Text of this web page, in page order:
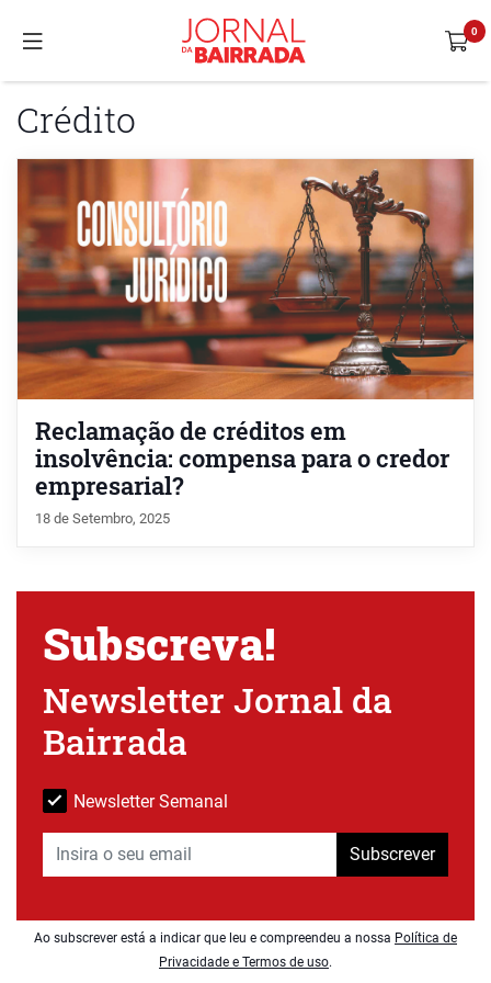
Crédito
Reclamação de créditos em
insolvência: compensa para o credor
empresarial?
18 de Setembro, 2025
Subscreva!
Newsletter Jornal da
Bairrada
Newsletter Semanal
Subscrever
Ao subscrever está a indicar que leu e compreendeu a nossa Política de
Privacidade e Termos de uso.